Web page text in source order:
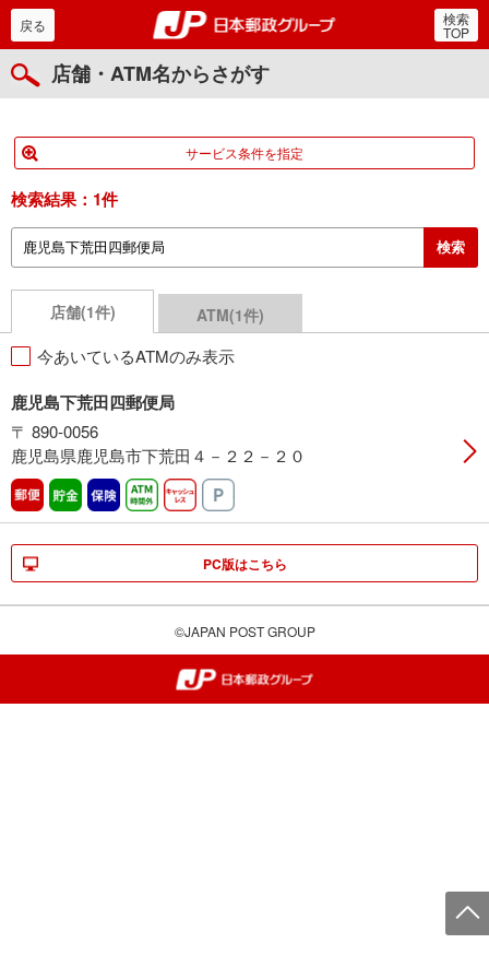
郵便局・日本郵政グルー
戻る 検索
TOP
店舗・ATM名からさがす
サービス条件を指定
検索結果： 1件
店舗(1件) ATM(1件)
今あいているATMのみ表示
鹿児島下荒田四郵便局
〒 890-0056
鹿児島県鹿児島市下荒田４－２２－２０
郵便 貯金 保険 ATM時間外キャッシュレス
PC版はこちら
©JAPAN POST GROUP